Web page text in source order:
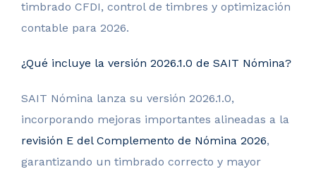
timbrado CFDI, control de timbres y optimización
contable para 2026.
¿Qué incluye la versión 2026.1.0 de SAIT Nómina?
SAIT Nómina lanza su versión 2026.1.0,
incorporando mejoras importantes alineadas a la
revisión E del Complemento de Nómina 2026,
garantizando un timbrado correcto y mayor